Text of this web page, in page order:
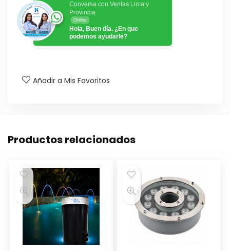
Conversa con Ventas Lima y
Provincia
Online
Hola, Buen día. ¿En que
podemos ayudarle?
Añadir a Mis Favoritos
Productos relacionados